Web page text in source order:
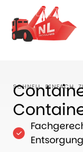
Leistungen
Ratgeber
SCHNELL, EINFACH,